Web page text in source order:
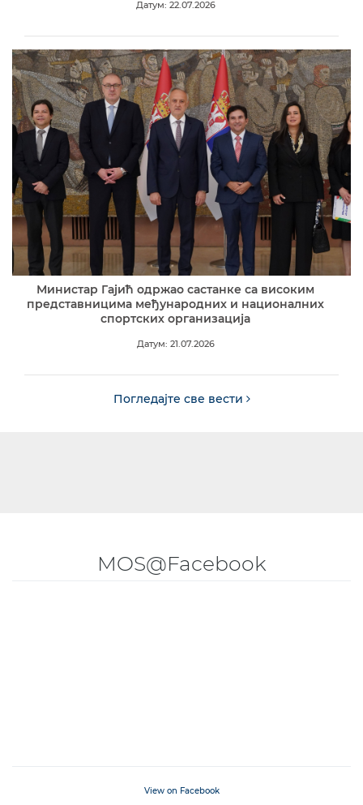
Датум: 22.07.2026
Министар Гајић одржао састанке са високим
представницима међународних и националних
спортских организација
Датум: 21.07.2026
Погледајте све вести
MOS@Facebook
View on Facebook